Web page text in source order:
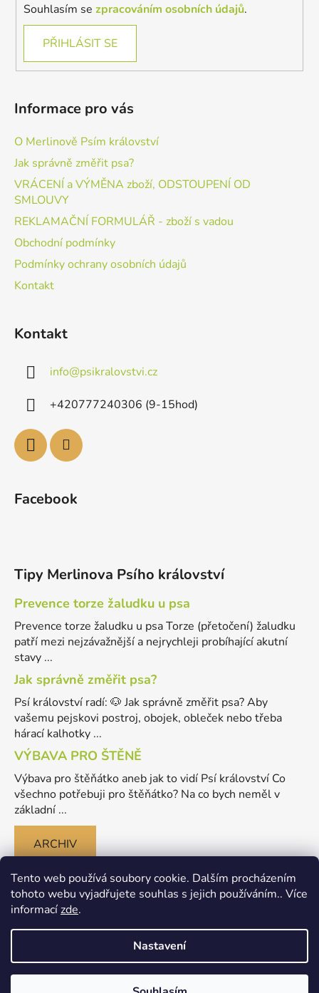
Tento web používá soubory cookie. Dalším procházením
tohoto webu vyjadřujete souhlas s jejich používáním.. Více
informacízde.
Nastavení
Souhlasím se zpracováním osobních údajů.
PŘIHLÁSIT SE
Informace pro vás
O Merlinově Psím království
Jak správně změřit psa?
VRÁCENÍ a VÝMĚNA zboží, ODSTOUPENÍ OD
SMLOUVY
REKLAMAČNÍ FORMULÁŘ - zboží s vadou
Obchodní podmínky
Podmínky ochrany osobních údajů
Kontakt
Kontakt
info@psikralovstvi.cz
+420777240306 (9-15hod)
Facebook
Tipy Merlinova Psího království
Prevence torze žaludku u psa
Prevence torze žaludku u psa Torze (přetočení) žaludku
patří mezi nejzávažnější a nejrychleji probíhající akutní
stavy ...
Jak správně změřit psa?
Psí království radí: 🐶 Jak správně změřit psa? Aby
vašemu pejskovi postroj, obojek, obleček nebo třeba
hárací kalhotky ...
VÝBAVA PRO ŠTĚNĚ
Výbava pro štěňátko aneb jak to vidí Psí království Co
všechno potřebuji pro štěňátko? Na co bych neměl v
základní ...
ARCHIV
Vytvořil Shoptet